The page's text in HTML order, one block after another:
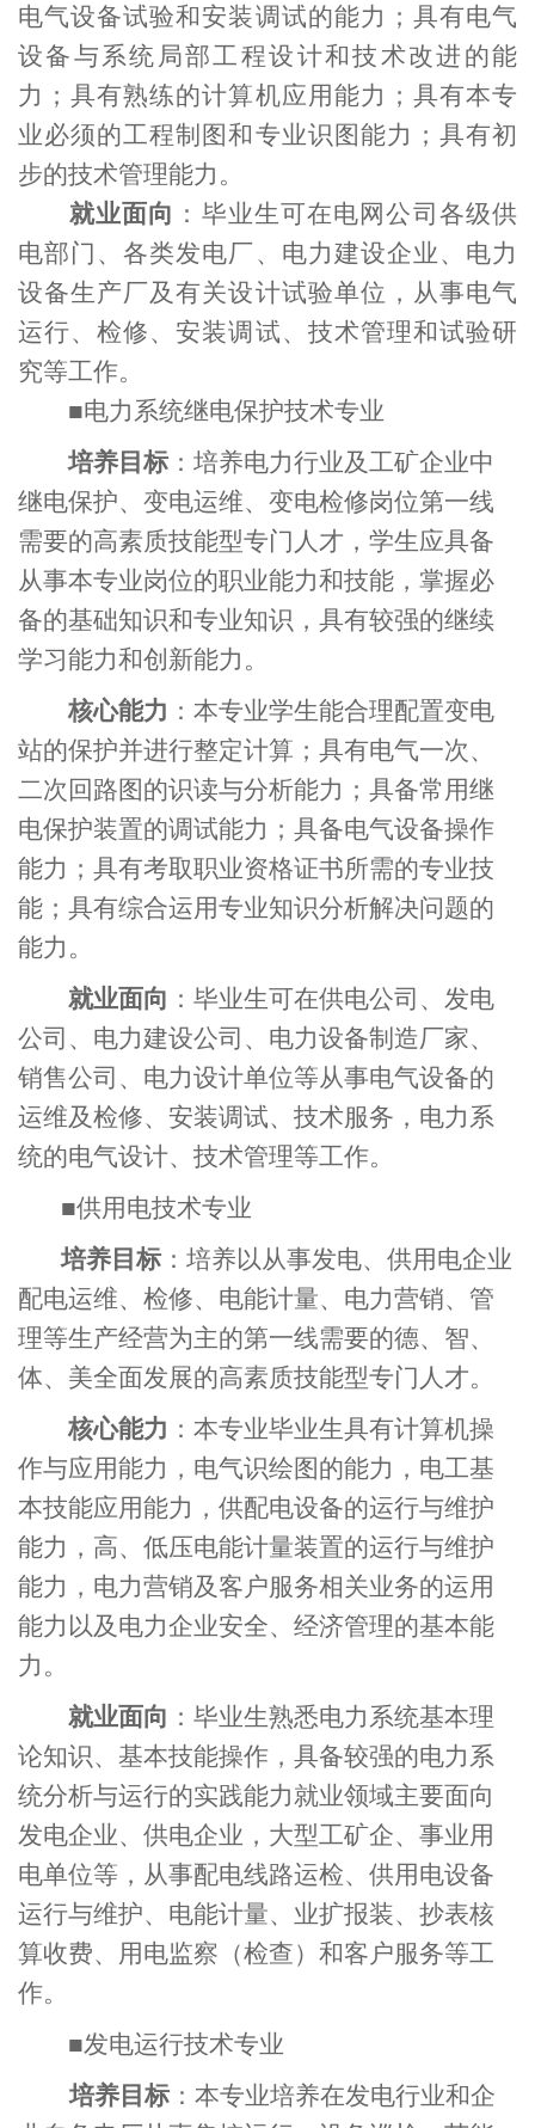
电气设备试验和安装调试的能力；具有电气
设备与系统局部工程设计和技术改进的能
力；具有熟练的计算机应用能力；具有本专
业必须的工程制图和专业识图能力；具有初
步的技术管理能力。
就业面向 ：毕业生可在电网公司各级供
电部门、各类发电厂、电力建设企业、电力
设备生产厂及有关设计试验单位，从事电气
运行、检修、安装调试、技术管理和试验研
究等工作。
■电力系统继电保护技术专业
培养目标 ：培养电力行业及工矿企业中
继电保护、变电运维、变电检修岗位第一线
需要的高素质技能型专门人才，学生应具备
从事本专业岗位的职业能力和技能，掌握必
备的基础知识和专业知识，具有较强的继续
学习能力和创新能力。
核心能力 ：本专业学生能合理配置变电
站的保护并进行整定计算；具有电气一次、
二次回路图的识读与分析能力；具备常用继
电保护装置的调试能力；具备电气设备操作
能力；具有考取职业资格证书所需的专业技
能；具有综合运用专业知识分析解决问题的
能力。
就业面向 ：毕业生可在供电公司、发电
公司、电力建设公司、电力设备制造厂家、
销售公司、电力设计单位等从事电气设备的
运维及检修、安装调试、技术服务，电力系
统的电气设计、技术管理等工作。
■供用电技术专业
培养目标 ：培养以从事发电、供用电企业
配电运维、检修、电能计量、电力营销、管
理等生产经营为主的第一线需要的德、智、
体、美全面发展的高素质技能型专门人才。
核心能力 ：本专业毕业生具有计算机操
作与应用能力，电气识绘图的能力，电工基
本技能应用能力，供配电设备的运行与维护
能力，高、低压电能计量装置的运行与维护
能力，电力营销及客户服务相关业务的运用
能力以及电力企业安全、经济管理的基本能
力。
就业面向 ：毕业生熟悉电力系统基本理
论知识、基本技能操作，具备较强的电力系
统分析与运行的实践能力就业领域主要面向
发电企业、供电企业，大型工矿企、事业用
电单位等，从事配电线路运检、供用电设备
运行与维护、电能计量、业扩报装、抄表核
算收费、用电监察（检查）和客户服务等工
作。
■发电运行技术专业
培养目标：本专业培养在发电行业和企